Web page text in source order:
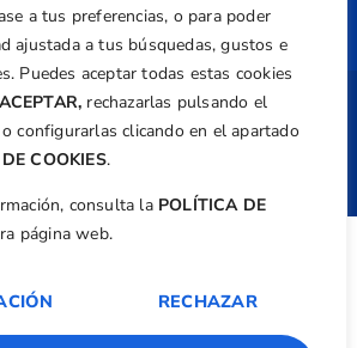
a tus preferencias, o para poder
ajustada a tus búsquedas, gustos e
Puedes aceptar todas estas cookies
ACEPTAR, rechazarlas pulsando el
configurarlas clicando en el apartado
COOKIES.
consulta la POLÍTICA DE
página web.
RECHAZAR
©Federación de Golf de la
| Diseño:TecnoQuatre